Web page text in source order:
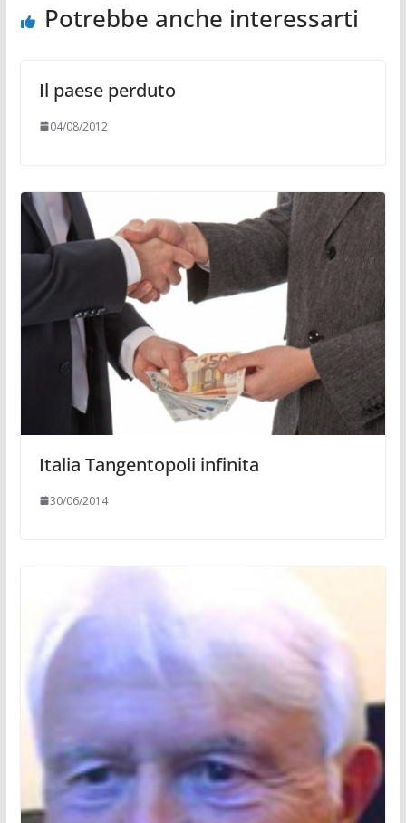
Potrebbe anche interessarti
Il paese perduto
04/08/2012
Italia Tangentopoli infinita
30/06/2014